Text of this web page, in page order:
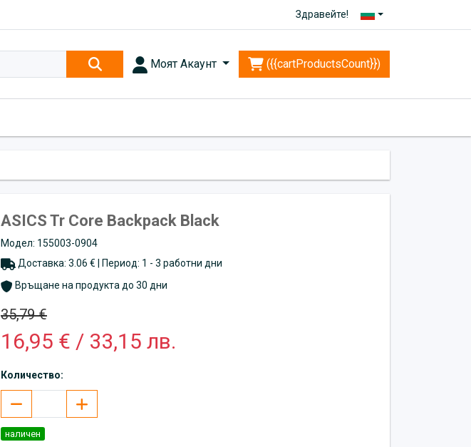
Здравейте!
Моят Акаунт ({{cartProductsCount}})
ASICS Tr Core Backpack Black
Модел: 155003-0904
Доставка: 3.06 € | Период: 1 - 3 работни дни
Връщане на продукта до 30 дни
35,79 €
16,95 € / 33,15 лв.
Количество:
наличен